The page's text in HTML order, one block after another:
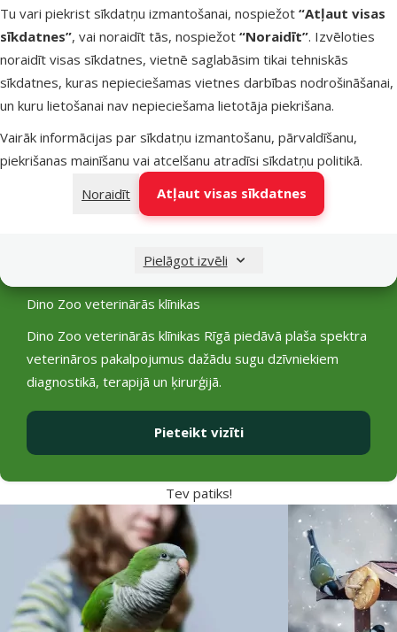
Tu vari piekrist sīkdatņu izmantošanai, nospiežot “Atļaut visas
sīkdatnes”, vai noraidīt tās, nospiežot “Noraidīt”. Izvēloties
noraidīt visas sīkdatnes, vietnē saglabāsim tikai tehniskās
sīkdatnes, kuras nepieciešamas vietnes darbības nodrošināšanai,
un kuru lietošanai nav nepieciešama lietotāja piekrišana.
Vairāk informācijas par sīkdatņu izmantošanu, pārvaldīšanu,
piekrišanas mainīšanu vai atcelšanu atradīsi sīkdatņu politikā.
Noraidīt
Atļaut visas sīkdatnes
Pielāgot izvēli
Dino Zoo veterinārās klīnikas
Dino Zoo veterinārās klīnikas Rīgā piedāvā plaša spektra
veterināros pakalpojumus dažādu sugu dzīvniekiem
diagnostikā, terapijā un ķirurģijā.
Pieteikt vizīti
Tev patiks!